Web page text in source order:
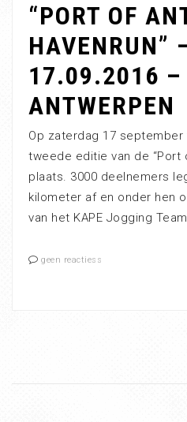
“PORT OF
HAVENRUN”
17.09.2016 –
ANTWERPEN
Op zaterdag 17 september
tweede editie van de “Port
plaats. 3000 deelnemers
kilometer af en onder hen
van het KAPE Jogging
geen reactiess